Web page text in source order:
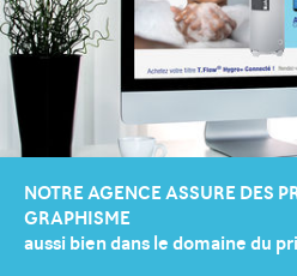
DIJON
10 avenue Foch Immeuble Le Mazarin -
21000 Dijon
NOTRE AGENCE ASSURE DES
GRAPHISME
aussi bien dans le domaine du